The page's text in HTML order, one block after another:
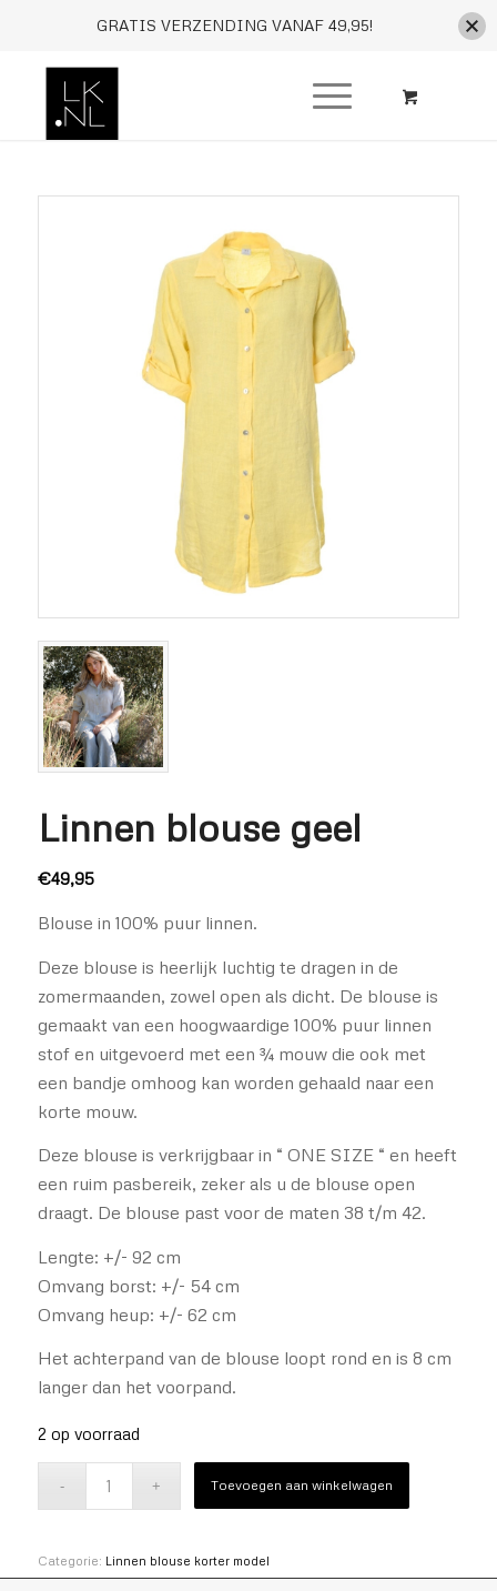
Linnen blouse geel
€49,95
Blouse in 100% puur linnen.
Deze blouse is heerlijk luchtig te dragen in de
zomermaanden, zowel open als dicht. De blouse is
gemaakt van een hoogwaardige 100% puur linnen
stof en uitgevoerd met een ¾ mouw die ook met
een bandje omhoog kan worden gehaald naar een
korte mouw.
Deze blouse is verkrijgbaar in “ ONE SIZE “ en heeft
een ruim pasbereik, zeker als u de blouse open
draagt. De blouse past voor de maten 38 t/m 42.
Lengte: +/- 92 cm
Omvang borst: +/- 54 cm
Omvang heup: +/- 62 cm
Het achterpand van de blouse loopt rond en is 8 cm
langer dan het voorpand.
2 op voorraad
Toevoegen aan winkelwagen
Categorie: Linnen blouse korter model
GRATIS VERZENDING VANAF 49,95!